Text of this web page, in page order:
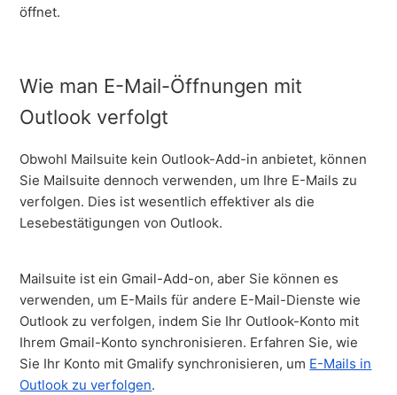
öffnet.
Wie man E-Mail-Öffnungen mit
Outlook verfolgt
Obwohl Mailsuite kein Outlook-Add-in anbietet, können
Sie Mailsuite dennoch verwenden, um Ihre E-Mails zu
verfolgen. Dies ist wesentlich effektiver als die
Lesebestätigungen von Outlook.
Mailsuite ist ein Gmail-Add-on, aber Sie können es
verwenden, um E-Mails für andere E-Mail-Dienste wie
Outlook zu verfolgen, indem Sie Ihr Outlook-Konto mit
Ihrem Gmail-Konto synchronisieren. Erfahren Sie, wie
Sie Ihr Konto mit Gmalify synchronisieren, um E-Mails in
Outlook zu verfolgen.